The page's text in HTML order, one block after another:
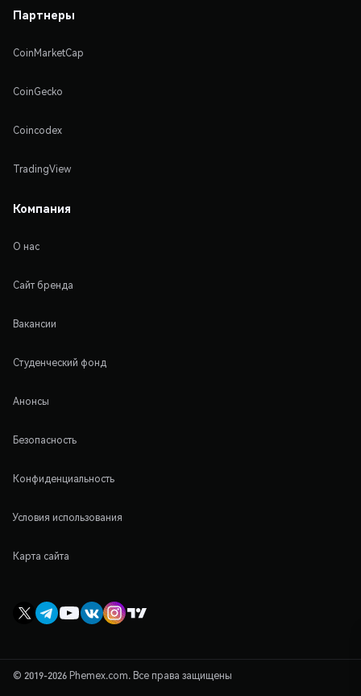
Партнеры
CoinMarketCap
CoinGecko
Coincodex
TradingView
Компания
О нас
Сайт бренда
Вакансии
Студенческий фонд
Анонсы
Безопасность
Конфиденциальность
Условия использования
Карта сайта
© 2019-2026 Phemex.com. Все права защищены